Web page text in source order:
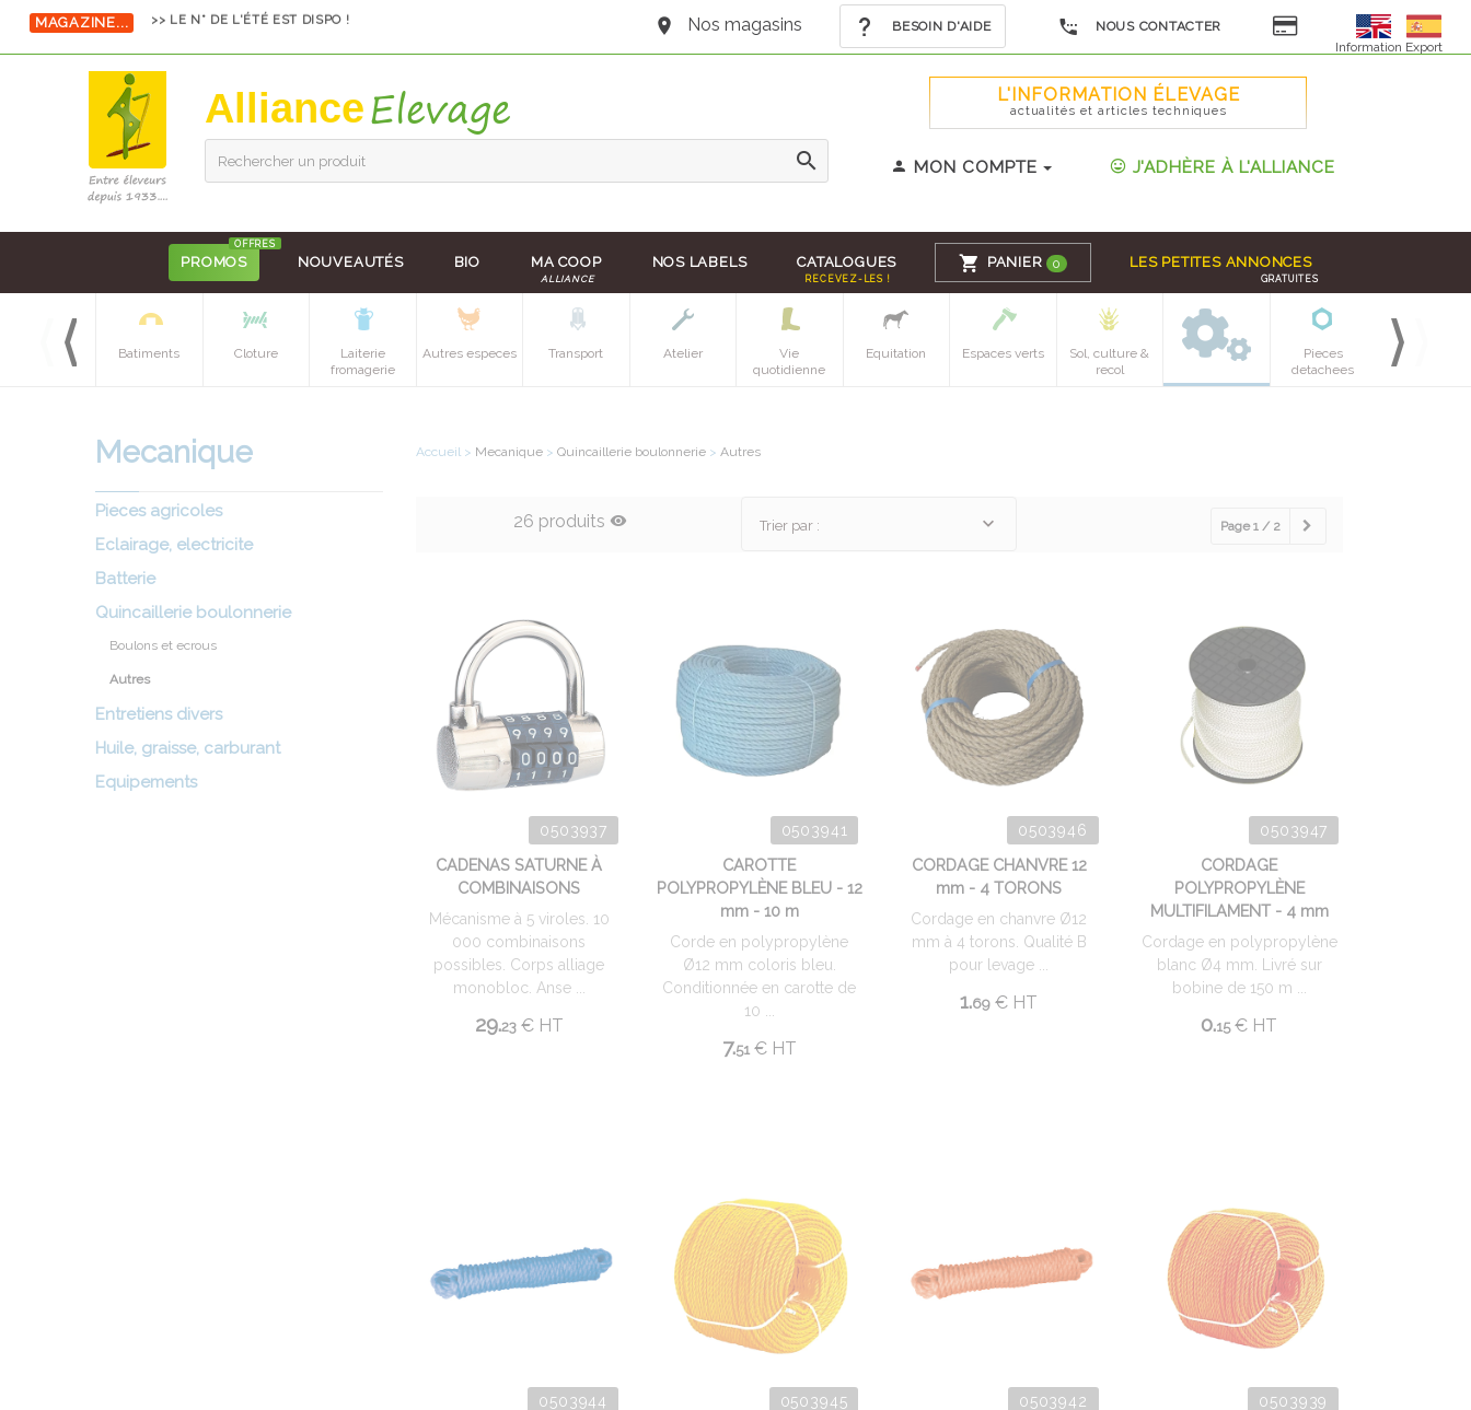
MAGAZINE... >> LE N° DE L'ÉTÉ EST DISPO ! Nos magasins BESOIN D'AIDE
NOUS CONTACTER
Information Export
Alliance
Rechercher un produit
L'INFORMATION ÉLEVAGE
actualités et articles techniques
MON COMPTE J'ADHÈRE À L'ALLIANCE
PROMOS
OFFRES
NOUVEAUTÉS BIO MA COOP
ALLIANCE
NOS LABELS CATALOGUES
RECEVEZ-LES !
PANIER 0 LES PETITES ANNONCES
GRATUITES
Equipements
Batiments Cloture
Laiterie
fromagerie
Autres especes Transport Atelier
Vie
quotidienne
Equitation Espaces verts
Sol, culture &
recol
Pieces
detachees
Accueil > Mecanique > Quincaillerie boulonnerie > Autres
26 produits Trier par : Page 1 / 2
0503937
CADENAS SATURNE À
COMBINAISONS
Mécanisme à 5 viroles. 10
000 combinaisons
possibles. Corps alliage
monobloc. Anse ...
29.23 €HT
0503941
CAROTTE
POLYPROPYLÈNE BLEU - 12
mm - 10 m
Corde en polypropylène
Ø12 mm coloris bleu.
Conditionnée en carotte de
10 ...
7.51 €HT
0503946
CORDAGE CHANVRE 12
mm - 4 TORONS
Cordage en chanvre Ø12
mm à 4 torons. Qualité B
pour levage ...
1.69 € HT
0503947
CORDAGE
POLYPROPYLÈNE
MULTIFILAMENT - 4 mm
Cordage en polypropylène
blanc Ø4 mm. Livré sur
bobine de 150 m ...
0.15 € HT
0503944 0503945 0503942 0503939
Mecanique
Pieces agricoles
Eclairage, electricite
Batterie
Quincaillerie boulonnerie
Boulons et ecrous
Autres
Entretiens divers
Huile, graisse, carburant
Equipements